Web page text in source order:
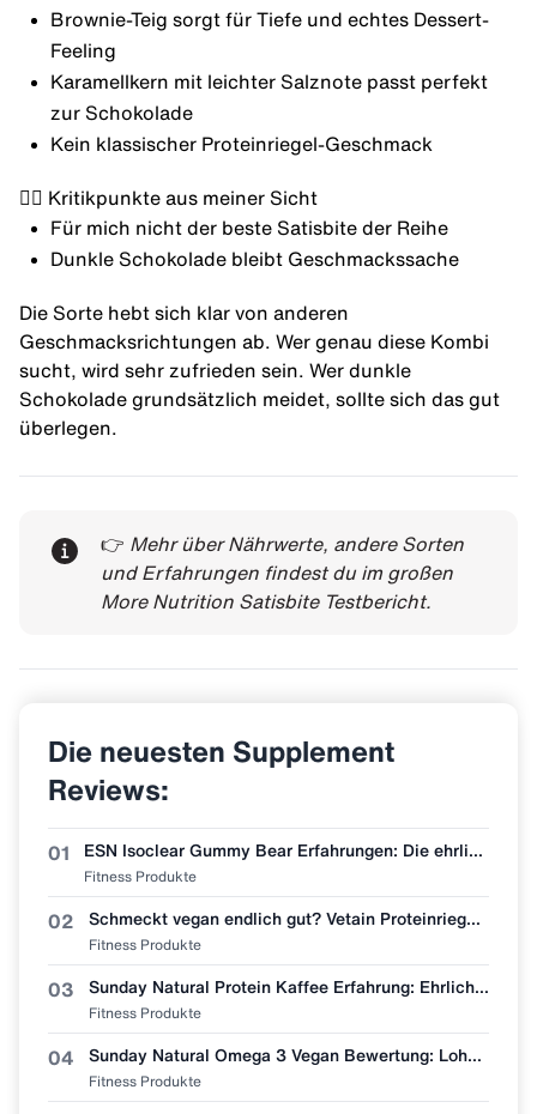
Brownie-Teig sorgt für Tiefe und echtes Dessert-
Feeling
Karamellkern mit leichter Salznote passt perfekt
zur Schokolade
Kein klassischer Proteinriegel-Geschmack
👎🏼 Kritikpunkte aus meiner Sicht
Für mich nicht der beste Satisbite der Reihe
Dunkle Schokolade bleibt Geschmackssache
Die Sorte hebt sich klar von anderen
Geschmacksrichtungen ab. Wer genau diese Kombi
sucht, wird sehr zufrieden sein. Wer dunkle
Schokolade grundsätzlich meidet, sollte sich das gut
überlegen.
👉 Mehr über Nährwerte, andere Sorten
und Erfahrungen findest du im großen
More Nutrition Satisbite Testbericht.
Die neuesten Supplement
Reviews:
01 ESN Isoclear Gummy Bear Erfahrungen: Die ehrlichste Bewertung der neuen Sorte
Fitness Produkte
02 Schmeckt vegan endlich gut? Vetain Proteinriegel Zimtschnecke im Erfahrungsbericht
Fitness Produkte
03 Sunday Natural Protein Kaffee Erfahrung: Ehrliche Geschmacksbewertung
Fitness Produkte
04 Sunday Natural Omega 3 Vegan Bewertung: Lohnt sich der Wechsel vom Fischöl?
Fitness Produkte